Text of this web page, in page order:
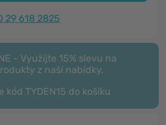
29 618 2825
- Využijte 15% slevu na
z naší nabídky.
kód TYDEN15 do košíku